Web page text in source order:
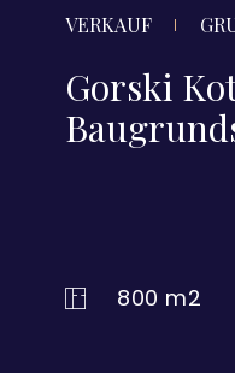
VERKAUF
Gorski
800 m2